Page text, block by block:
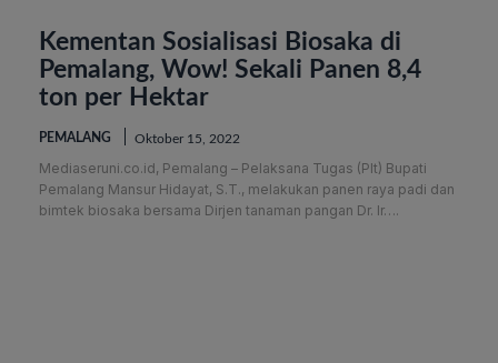
Kementan Sosialisasi Biosaka di
Pemalang, Wow! Sekali Panen 8,4
ton per Hektar
PEMALANG Oktober 15, 2022
Mediaseruni.co.id, Pemalang – Pelaksana Tugas (Plt) Bupati
Pemalang Mansur Hidayat, S.T., melakukan panen raya padi dan
bimtek biosaka bersama Dirjen tanaman pangan Dr. Ir….